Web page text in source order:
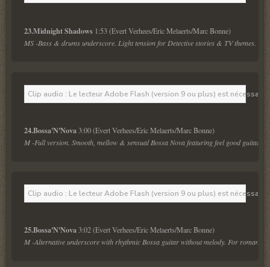
23.Midnight Shadows
1:53 (Evert Verhees/Eric Melaerts/Marc Bonne)
MS -Bass & drums underscore. Light tension for Detective stories & TV themes.
Clip audio : Le lecteur Adobe Flash (version 9 ou plus) est
24.Bossa'N'Nova
3:00 (Evert Verhees/Eric Melaerts/Marc Bonne)
M -Full version. Smooth, mellow & sensual Bossa Nova featuring feel good guitar
Clip audio : Le lecteur Adobe Flash (version 9 ou plus) est
25.Bossa'N'Nova
3:02 (Evert Verhees/Eric Melaerts/Marc Bonne)
M -Alternative underscore with rhythmic Bossa guitar without melody. For romantic